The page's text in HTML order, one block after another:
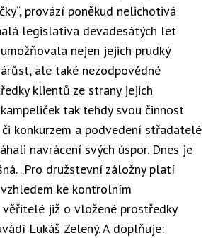
provází poněkud nelichotivá
legislativa devadesátých let
nejen jejich prudký
ale také nezodpovědné
klientů ze strany jejich
tak tehdy svou činnost
konkurzem a podvedení střadatelé
navrácení svých úspor. Dnes je
„Pro družstevní záložny platí
ke kontrolním
věřitelé již o vložené prostředky
Lukáš Zelený. A doplňuje: